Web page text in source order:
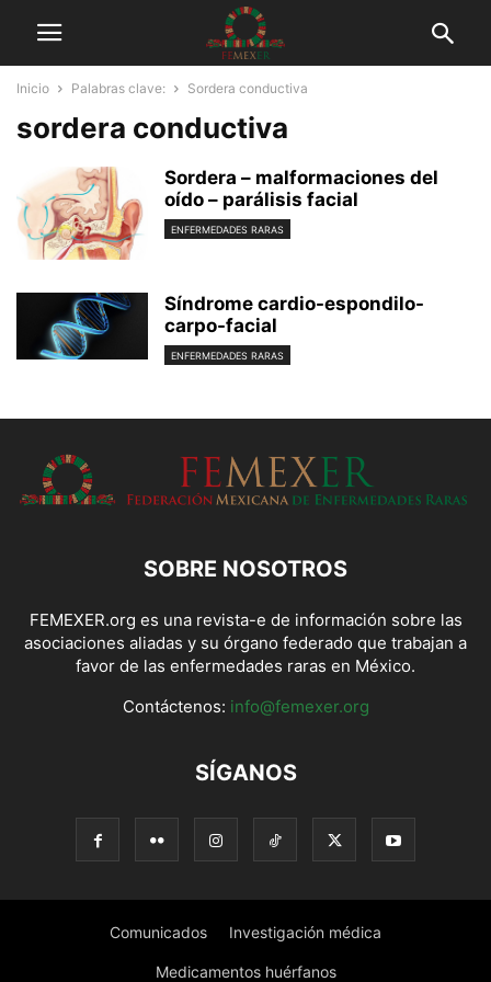
Inicio Palabras clave: Sordera conductiva
sordera conductiva
Sordera – malformaciones del
oído – parálisis facial
ENFERMEDADES RARAS
Síndrome cardio-espondilo-
carpo-facial
ENFERMEDADES RARAS
SOBRE NOSOTROS
FEMEXER.org es una revista-e de información sobre las
asociaciones aliadas y su órgano federado que trabajan a
favor de las enfermedades raras en México.
Contáctenos: info@femexer.org
SÍGANOS
Comunicados Investigación médica
Medicamentos huérfanos